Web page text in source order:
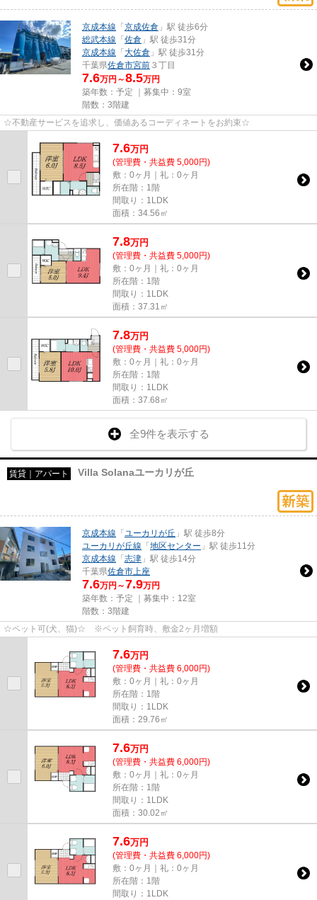
京成本線 「 京成佐倉 」駅 徒歩6分
総武本線 「 佐倉 」駅 徒歩31分
京成本線 「 大佐倉 」駅 徒歩31分
千葉県佐倉市宮前 ３丁目
7.6万円～8.5万円
築年数：予定 ｜募集中： 9室
階数：3階建
☆不動産サービスを追求し、価値あるコーディネートをお約束☆
7.6万円
(管理費・共益費 5,000円)
敷：0ヶ月｜礼：0ヶ月
所在階：1階
間取り：1LDK
面積：34.56㎡
7.8万円
(管理費・共益費 5,000円)
敷：0ヶ月｜礼：0ヶ月
所在階：1階
間取り：1LDK
面積：37.31㎡
7.8万円
(管理費・共益費 5,000円)
敷：0ヶ月｜礼：0ヶ月
所在階：1階
間取り：1LDK
面積：37.68㎡
全9件を表示する
賃貸｜アパート Villa Solanaユーカリが丘
京成本線 「 ユーカリが丘 」駅 徒歩8分
ユーカリが丘線 「 地区センター 」駅 徒歩11分
京成本線 「 志津 」駅 徒歩14分
千葉県佐倉市上座
7.6万円～7.9万円
築年数：予定 ｜募集中： 12室
階数：3階建
☆ペット可(犬、猫)☆ ※ペット飼育時、敷金2ヶ月増額
7.6万円
(管理費・共益費 6,000円)
敷：0ヶ月｜礼：0ヶ月
所在階：1階
間取り：1LDK
面積：29.76㎡
7.6万円
(管理費・共益費 6,000円)
敷：0ヶ月｜礼：0ヶ月
所在階：1階
間取り：1LDK
面積：30.02㎡
7.6万円
(管理費・共益費 6,000円)
敷：0ヶ月｜礼：0ヶ月
所在階：1階
間取り：1LDK